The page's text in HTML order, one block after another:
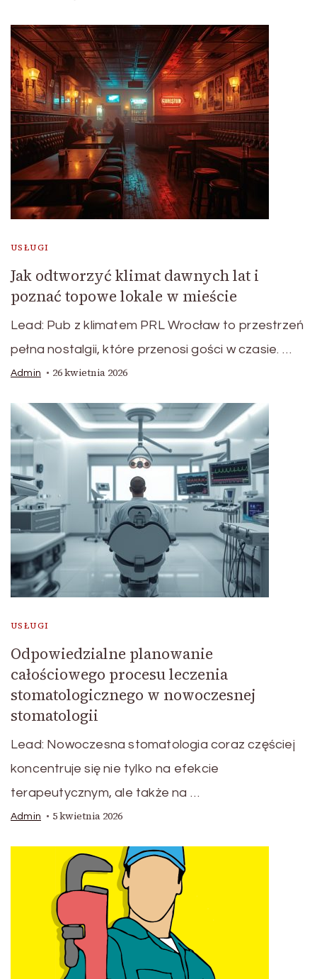
USŁUGI
Jak odtworzyć klimat dawnych lat i
poznać topowe lokale w mieście
Lead: Pub z klimatem PRL Wrocław to przestrzeń
pełna nostalgii, które przenosi gości w czasie. …
Admin 26 kwietnia 2026
USŁUGI
Odpowiedzialne planowanie
całościowego procesu leczenia
stomatologicznego w nowoczesnej
stomatologii
Lead: Nowoczesna stomatologia coraz częściej
koncentruje się nie tylko na efekcie
terapeutycznym, ale także na …
Admin 5 kwietnia 2026